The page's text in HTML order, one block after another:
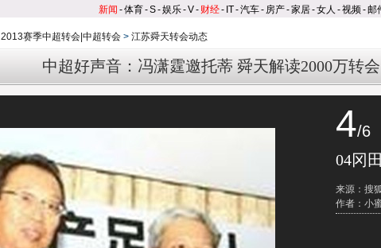
新闻 -体育-S-娱乐-V- 财经- IT-汽车- 房产-家居-女人 -视频-邮
2013赛季中超转会|中超转会 > 江苏舜天转会动态
中超好声音：冯潇霆邀托蒂 舜天解读2000万转会
4/6
04冈
来源：搜
作者：小